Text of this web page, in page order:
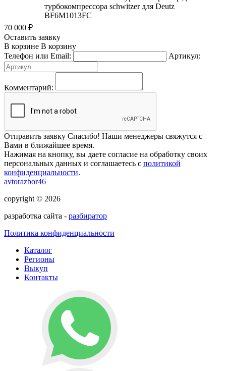
турбокомпрессора schwitzer для Deutz
BF6M1013FC
70 000 ₽
Оставить заявку
В корзине В корзину
Телефон или Email:
Артикул:
Комментарий:
Отправить заявку Спасибо! Наши менеджеры свяжутся с
Вами в ближайшее время.
Нажимая на кнопку, вы даете согласие на обработку своих
персональных данных и соглашаетесь с политикой
конфиденциальности.
avtorazbor46
copyright © 2026
разработка сайта - разбиратор
Политика конфиденциальности
Каталог
Регионы
Выкуп
Контакты